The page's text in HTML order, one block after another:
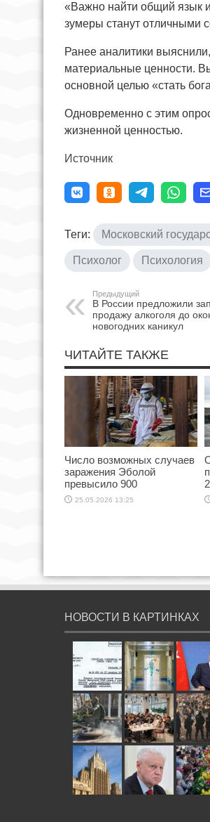
«Важно найти общий язык
зумеры станут отличными
Ранее аналитики
материальные ценности.
основной целью «стать
Одновременно с этим
жизненной ценностью.
Источник
Теги: Московский
Психолог Психология
Предыдущий
В России предложили
продажу алкоголя до
новогодних каникул
ЧИТАЙТЕ ТАКЖЕ
Число возможных случаев
заражения Эболой
превысило 900
25.05.2026 13:25
НОВОСТИ В КАРТИНКАХ